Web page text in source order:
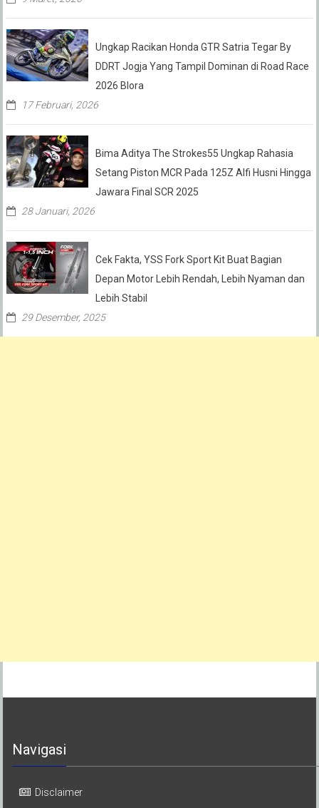
Ungkap Racikan Honda GTR Satria Tegar By
DDRT Jogja Yang Tampil Dominan di Road Race
2026 Blora
17 Februari, 2026
Bima Aditya The Strokes55 Ungkap Rahasia
Setang Piston MCR Pada 125Z Alfi Husni Hingga
Jawara Final SCR 2025
28 Januari, 2026
Cek Fakta, YSS Fork Sport Kit Buat Bagian
Depan Motor Lebih Rendah, Lebih Nyaman dan
Lebih Stabil
29 Desember, 2025
Navigasi
Disclaimer